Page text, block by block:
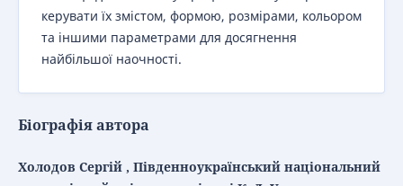
керувати їх змістом, формою, розмірами, кольором
та іншими параметрами для досягнення
найбільшої наочності.
Біографія автора
Холодов Сергій , Південноукраїнський національний